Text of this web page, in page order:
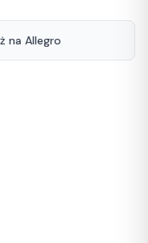
na Allegro